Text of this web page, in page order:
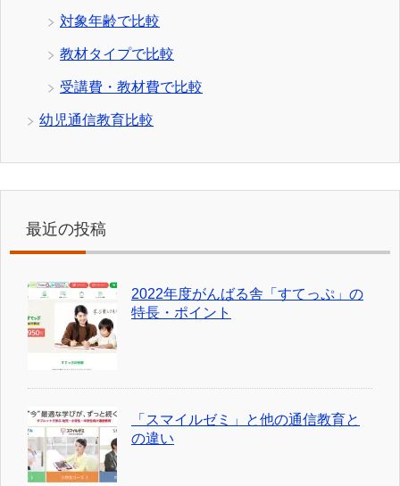
対象年齢で比較
教材タイプで比較
受講費・教材費で比較
幼児通信教育比較
最近の投稿
2022年度がんばる舎「すてっぷ」の
特長・ポイント
「スマイルゼミ」と他の通信教育と
の違い